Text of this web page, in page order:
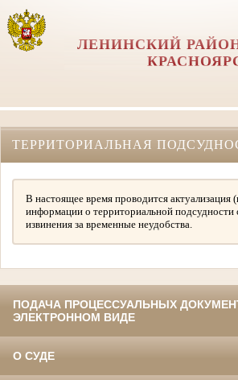
ЛЕНИНСКИЙ
ТЕРРИТОРИАЛЬНАЯ
В настоящее время проводится актуализация
информации о территориальной подсудности
извинения за временные неудобства.
ПОДАЧА ПРОЦЕССУАЛЬНЫХ
ЭЛЕКТРОННОМ ВИДЕ
О СУДЕ